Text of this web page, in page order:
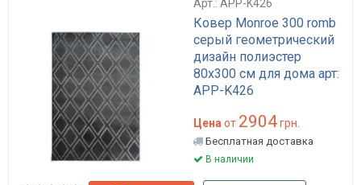
Арт.: APP-K426
Ковер Monroe 300 romb
серый геометрический
дизайн полиэстер
80x300 см для дома арт:
APP-K426
Цена от 2904грн.
Бесплатная доставка
В наличии